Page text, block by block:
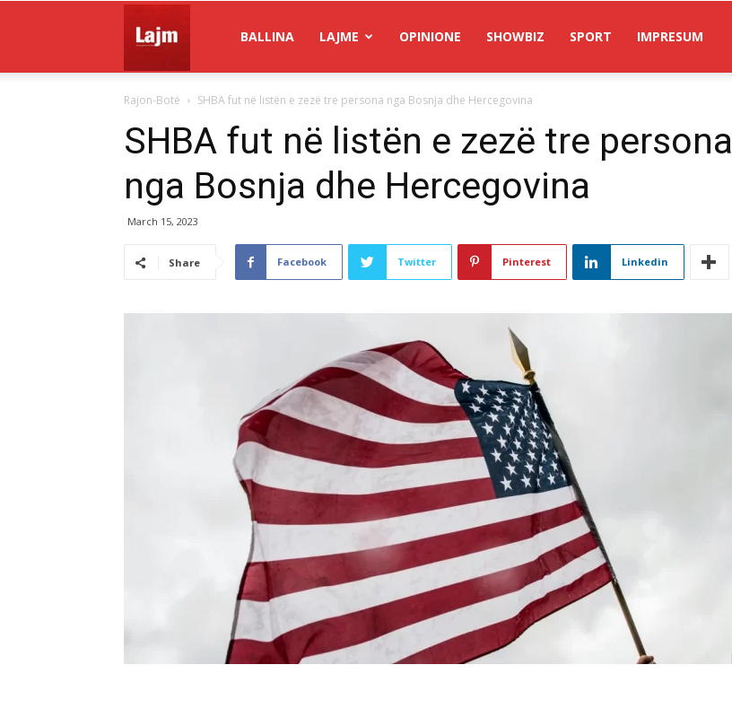
Lajm
BALLINA LAJME OPINIONE SHOWBIZ SPORT IMPRESUM
Rajon-Botë SHBA fut në listën e zezë tre persona nga Bosnja dhe Hercegovina
SHBA fut në listën e zezë tre persona
nga Bosnja dhe Hercegovina
March 15, 2023
Share Facebook Twitter Pinterest Linkedin